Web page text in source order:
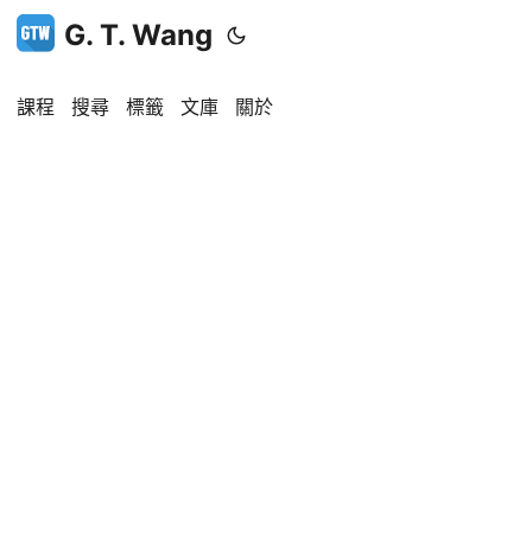
G. T. Wang
課程 搜尋 標籤 文庫 關於